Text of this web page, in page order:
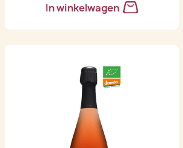
In winkelwagen